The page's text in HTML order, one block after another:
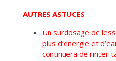
AUTRES ASTUCES
Un surdosage de
plus d’énergie et
continuera de rincer